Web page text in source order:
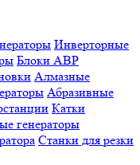
Инверторные
Блоки АВР
Алмазные
Абразивные
Катки
генераторы
Станки для резки